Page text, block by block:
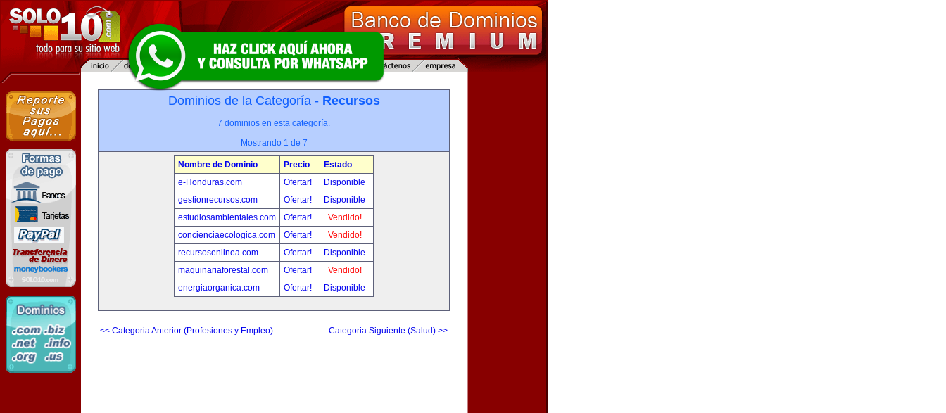
Dominios de la Categoría - Recursos
7 dominios en esta categoría.
Mostrando 1 de 7
Nombre de Dominio Precio
Estado
e-Honduras.com
Ofertar!
Disponible
gestionrecursos.com
Ofertar!
Disponible
estudiosambientales.com
Ofertar!
Vendido!
concienciaecologica.com
Ofertar!
Vendido!
recursosenlinea.com
Ofertar!
Disponible
maquinariaforestal.com
Ofertar!
Vendido!
energiaorganica.com
Ofertar! Disponible
<< Categoria Anterior (Profesiones y Empleo) Categoria Siguiente (Salud) >>